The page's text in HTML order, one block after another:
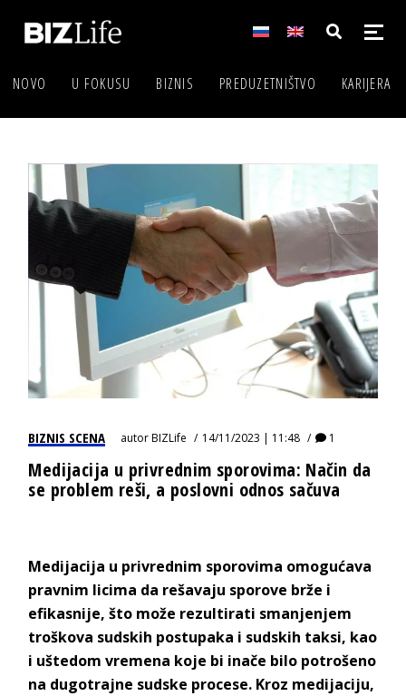
NOVO U FOKUSU BIZNIS PREDUZETNIŠTVO KARIJERA
BIZNIS SCENA autorBIZLife 14/11/2023 | 11:48 1
Medijacija u privrednim sporovima: Način da
se problem reši, a poslovni odnos sačuva
Medijacija u privrednim sporovima omogućava
pravnim licima da rešavaju sporove brže i
efikasnije, što može rezultirati smanjenjem
troškova sudskih postupaka i sudskih taksi, kao
i uštedom vremena koje bi inače bilo potrošeno
na dugotrajne sudske procese. Kroz medijaciju,